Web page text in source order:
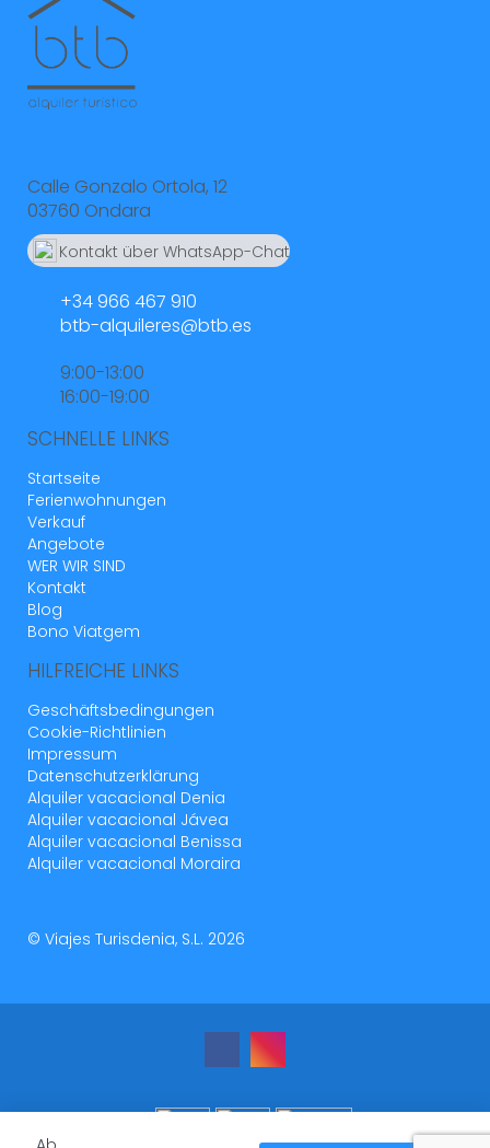
Calle Gonzalo Ortola, 12
03760 Ondara
Kontakt über WhatsApp-Chat
+34 966 467 910
btb-alquileres@btb.es
9:00-13:00
16:00-19:00
SCHNELLE LINKS
Startseite
Ferienwohnungen
Verkauf
Angebote
WER WIR SIND
Kontakt
Blog
Bono Viatgem
HILFREICHE LINKS
Geschäftsbedingungen
Cookie-Richtlinien
Impressum
Datenschutzerklärung
Alquiler vacacional Denia
Alquiler vacacional Jávea
Alquiler vacacional Benissa
Alquiler vacacional Moraira
© Viajes Turisdenia, S.L. 2026